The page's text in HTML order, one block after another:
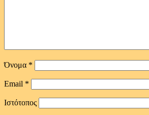
Όνομα *
Email *
Ιστότοπος